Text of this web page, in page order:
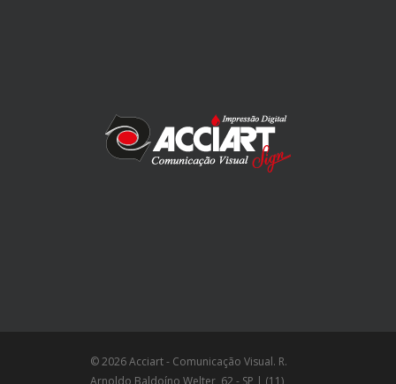
© 2026 Acciart - Comunicação Visual. R.